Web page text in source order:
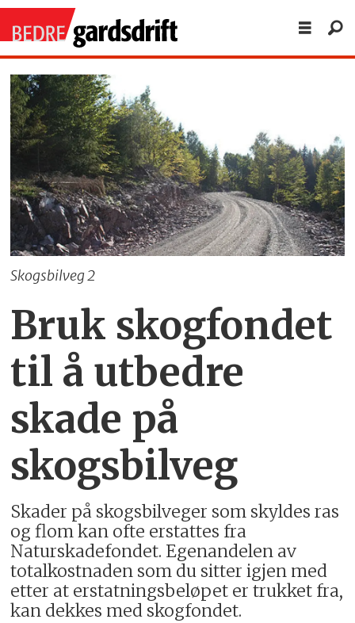
Skogsbilveg 2
Bruk skogfondet
til å utbedre
skade på
skogsbilveg
Skader på skogsbilveger som skyldes ras
og flom kan ofte erstattes fra
Naturskadefondet. Egenandelen av
totalkostnaden som du sitter igjen med
etter at erstatningsbeløpet er trukket fra,
kan dekkes med skogfondet.